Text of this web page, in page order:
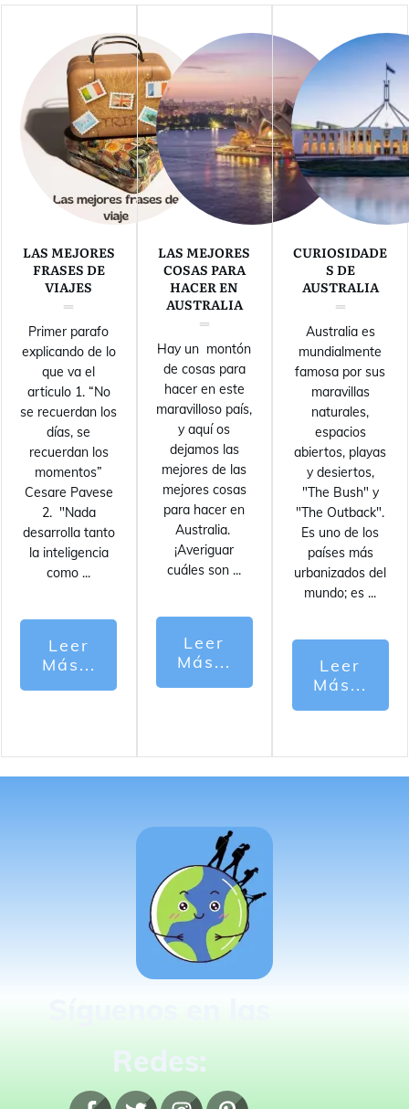
LAS MEJORES
FRASES DE
VIAJES
Primer parafo
explicando de lo
que va el
articulo 1. “No
se recuerdan los
días, se
recuerdan los
momentos”
Cesare Pavese
2. "Nada
desarrolla tanto
la inteligencia
como ...
Leer
Más...
LAS MEJORES
COSAS PARA
HACER EN
AUSTRALIA
Hay un montón
de cosas para
hacer en este
maravilloso país,
y aquí os
dejamos las
mejores de las
mejores cosas
para hacer en
Australia.
¡Averiguar
cuáles son ...
Leer
Más...
CURIOSIDADE
S DE
AUSTRALIA
Australia es
mundialmente
famosa por sus
maravillas
naturales,
espacios
abiertos, playas
y desiertos,
"The Bush" y
"The Outback".
Es uno de los
países más
urbanizados del
mundo; es ...
Leer
Más...
Redes: